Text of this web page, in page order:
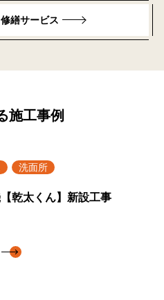
繕サービス
施工事例
洗面所
乾太くん】新設工事